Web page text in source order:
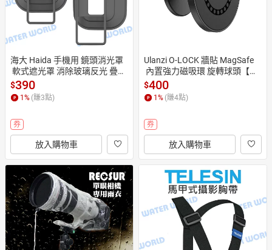
日本購物
HOT
海大 Haida 手機用 鏡頭消光罩
軟式遮光罩 消除玻璃反光 疊平
收納【中壢-水世界】
$390
1 % (賺3點)
券
放入購物車
Ulanzi O-LOCK 牆貼 MagSafe
內置強力磁吸環 旋轉球頭【中
壢-水世界】
$400
1 % (賺4點)
券
放入購物車